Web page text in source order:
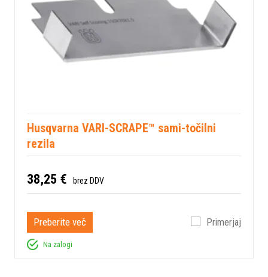
Husqvarna VARI-SCRAPE™ sami-točilni
rezila
38,25 € brez DDV
Preberite več Primerjaj
Na zalogi